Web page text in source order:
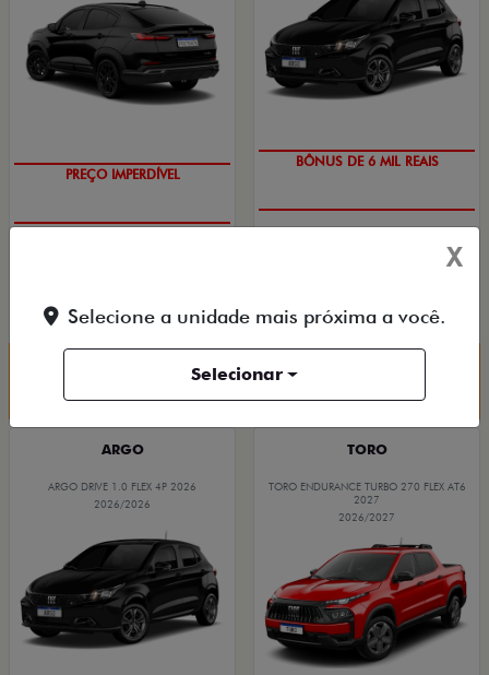
PREÇO IMPERDÍVEL
ARGO
ARGO DRIVE 1.0 FLEX 4P 2026
2026/2026
TORO
TORO ENDURANCE TURBO 270 FLEX AT6
2027
2026/2027
X
Selecione a unidade mais próxima a você.
Selecionar